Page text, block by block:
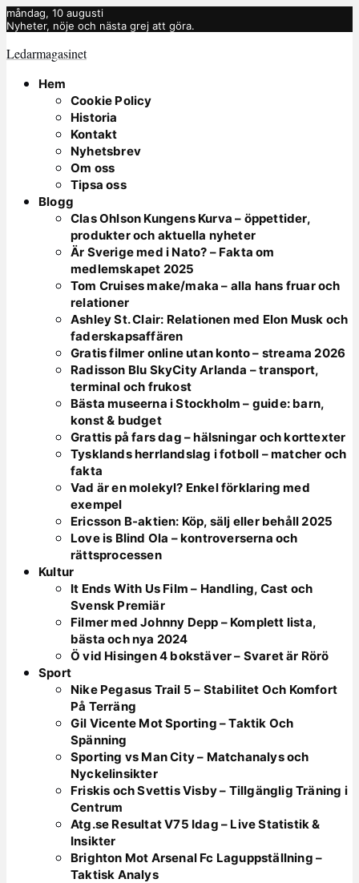
måndag, 10 augusti
Nyheter, nöje och nästa grej att göra.
Ledarmagasinet
Hem
Cookie Policy
Historia
Kontakt
Nyhetsbrev
Om oss
Tipsa oss
Blogg
Clas Ohlson Kungens Kurva – öppettider,
produkter och aktuella nyheter
Är Sverige med i Nato? – Fakta om
medlemskapet 2025
Tom Cruises make/maka – alla hans fruar och
relationer
Ashley St. Clair: Relationen med Elon Musk och
faderskapsaffären
Gratis filmer online utan konto – streama 2026
Radisson Blu SkyCity Arlanda – transport,
terminal och frukost
Bästa museerna i Stockholm – guide: barn,
konst & budget
Grattis på fars dag – hälsningar och korttexter
Tysklands herrlandslag i fotboll – matcher och
fakta
Vad är en molekyl? Enkel förklaring med
exempel
Ericsson B-aktien: Köp, sälj eller behåll 2025
Love is Blind Ola – kontroverserna och
rättsprocessen
Kultur
It Ends With Us Film – Handling, Cast och
Svensk Premiär
Filmer med Johnny Depp – Komplett lista,
bästa och nya 2024
Ö vid Hisingen 4 bokstäver – Svaret är Rörö
Sport
Nike Pegasus Trail 5 – Stabilitet Och Komfort
På Terräng
Gil Vicente Mot Sporting – Taktik Och
Spänning
Sporting vs Man City – Matchanalys och
Nyckelinsikter
Friskis och Svettis Visby – Tillgänglig Träning i
Centrum
Atg.se Resultat V75 Idag – Live Statistik &
Insikter
Brighton Mot Arsenal Fc Laguppställning –
Taktisk Analys